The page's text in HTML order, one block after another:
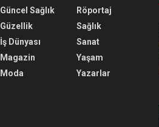
Güncel Sağlık
Güzellik
İş Dünyası
Magazin
Moda
Röportaj
Sağlık
Sanat
Yaşam
Yazarlar